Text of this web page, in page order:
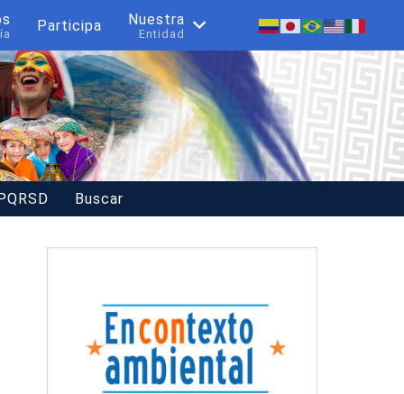
Participa Nuestra
Entidad
Buscar